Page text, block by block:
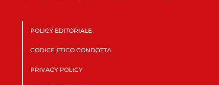
POLICY EDITORIALE
CODICE ETICO CONDOTTA
PRIVACY POLICY